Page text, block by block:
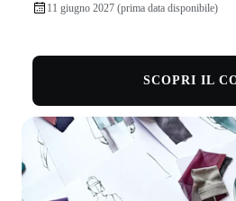
11 giugno 2027 (prima data disponibile)
SCOPRI IL